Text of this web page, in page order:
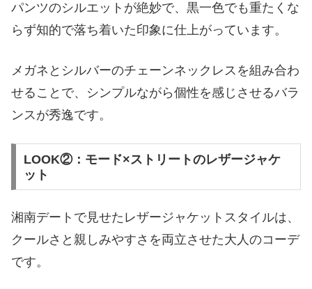
パンツのシルエットが絶妙で、黒一色でも重たくな
らず知的で落ち着いた印象に仕上がっています。
メガネとシルバーのチェーンネックレスを組み合わ
せることで、シンプルながら個性を感じさせるバラ
ンスが秀逸です。
LOOK②：モード×ストリートのレザージャケ
ット
湘南デートで見せたレザージャケットスタイルは、
クールさと親しみやすさを両立させた大人のコーデ
です。